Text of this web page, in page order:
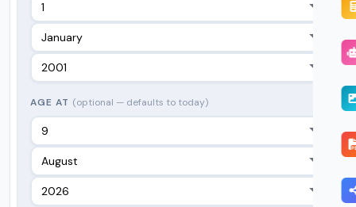
AGE AT (optional — defaults to today)